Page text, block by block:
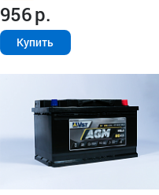
956р.
Купить